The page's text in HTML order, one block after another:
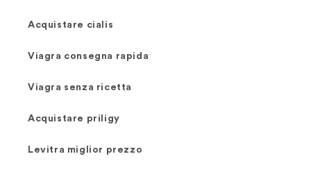
Acquistare cialis
Viagra consegna rapida
Viagra senza ricetta
Acquistare priligy
Levitra miglior prezzo